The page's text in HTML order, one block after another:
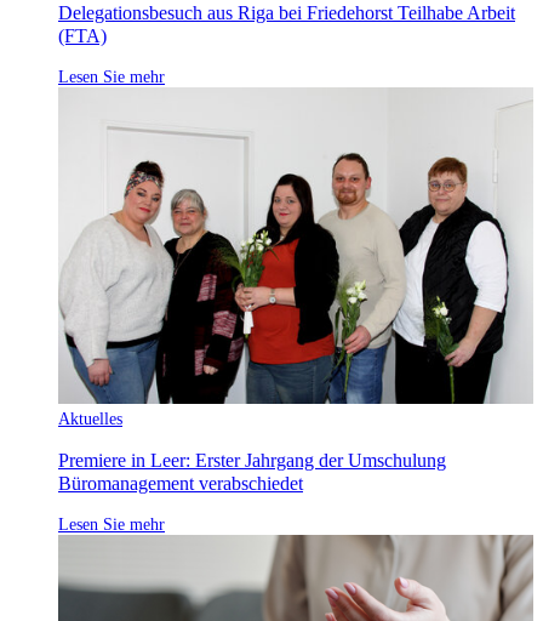
Delegationsbesuch aus Riga bei Friedehorst Teilhabe Arbeit
(FTA)
Lesen Sie mehr
Aktuelles
Premiere in Leer: Erster Jahrgang der Umschulung
Büromanagement verabschiedet
Lesen Sie mehr